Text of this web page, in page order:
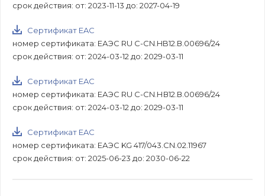
срок действия: от: 2023-11-13 до: 2027-04-19
Сертификат EAC
номер сертификата: ЕАЭС RU С-CN.HB12.В.00696/24
срок действия: от: 2024-03-12 до: 2029-03-11
Сертификат EAC
номер сертификата: ЕАЭС RU С-CN.НВ12.В.00696/24
срок действия: от: 2024-03-12 до: 2029-03-11
Сертификат EAC
номер сертификата: ЕАЭС KG 417/043.CN.02.11967
срок действия: от: 2025-06-23 до: 2030-06-22